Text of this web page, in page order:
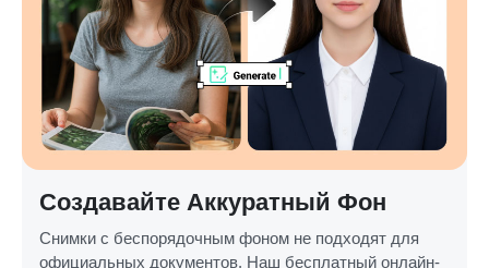
Создавайте Аккуратный Фон
Снимки с беспорядочным фоном не подходят для
официальных документов. Наш бесплатный онлайн-